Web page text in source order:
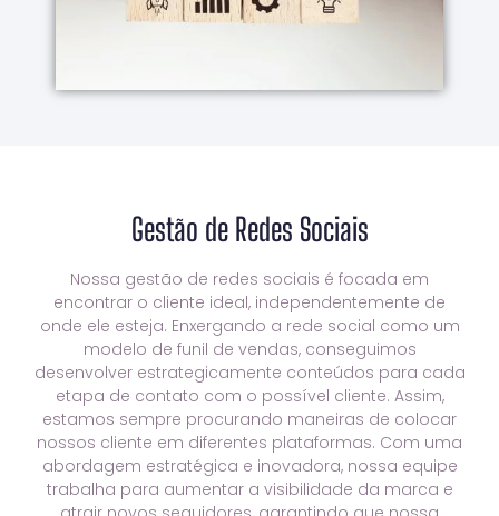
Nosso Diferencial
Gestão de Redes Sociais
Nossa gestão de redes sociais é focada em
encontrar o cliente ideal, independentemente de
onde ele esteja. Enxergando a rede social como um
modelo de funil de vendas, conseguimos
desenvolver estrategicamente conteúdos para cada
etapa de contato com o possível cliente. Assim,
estamos sempre procurando maneiras de colocar
nossos cliente em diferentes plataformas. Com uma
abordagem estratégica e inovadora, nossa equipe
trabalha para aumentar a visibilidade da marca e